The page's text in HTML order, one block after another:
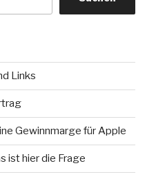
Links
Gewinnmarge für Apple
ist hier die Frage